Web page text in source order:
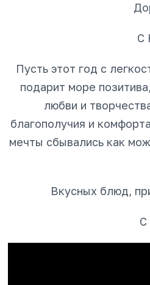
С
Пусть этот год с
подарит море
любви и
благополучия и
мечты сбывались как
Вкусных блюд,
С